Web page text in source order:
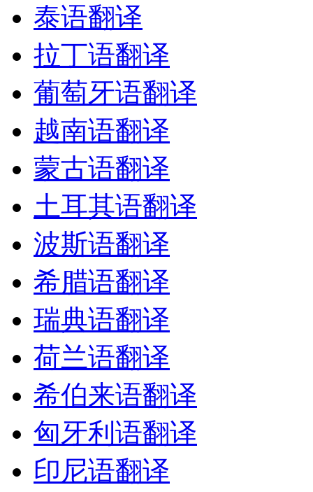
泰语翻译
拉丁语翻译
葡萄牙语翻译
越南语翻译
蒙古语翻译
土耳其语翻译
波斯语翻译
希腊语翻译
瑞典语翻译
荷兰语翻译
希伯来语翻译
匈牙利语翻译
印尼语翻译